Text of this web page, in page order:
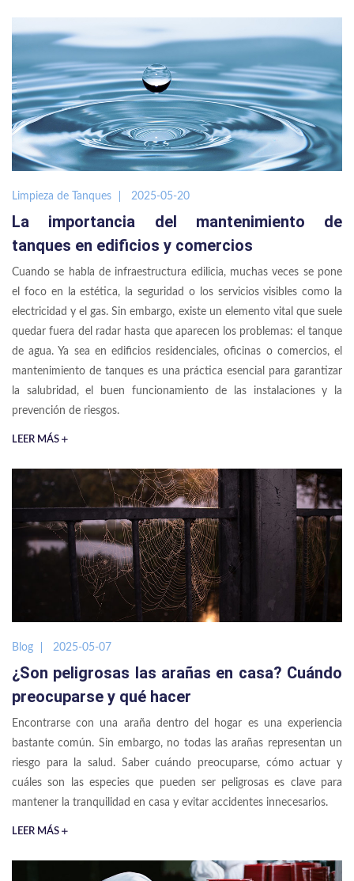
Limpieza de Tanques 2025-05-20
La importancia del mantenimiento de
tanques en edificios y comercios
Cuando se habla de infraestructura edilicia, muchas veces se pone
el foco en la estética, la seguridad o los servicios visibles como la
electricidad y el gas. Sin embargo, existe un elemento vital que suele
quedar fuera del radar hasta que aparecen los problemas: el tanque
de agua. Ya sea en edificios residenciales, oficinas o comercios, el
mantenimiento de tanques es una práctica esencial para garantizar
la salubridad, el buen funcionamiento de las instalaciones y la
prevención de riesgos.
LEER MÁS
Blog 2025-05-07
¿Son peligrosas las arañas en casa? Cuándo
preocuparse y qué hacer
Encontrarse con una araña dentro del hogar es una experiencia
bastante común. Sin embargo, no todas las arañas representan un
riesgo para la salud. Saber cuándo preocuparse, cómo actuar y
cuáles son las especies que pueden ser peligrosas es clave para
mantener la tranquilidad en casa y evitar accidentes innecesarios.
LEER MÁS